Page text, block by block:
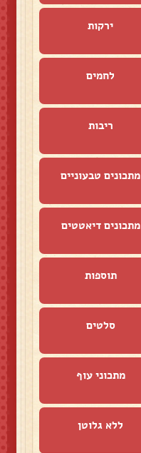
ירקות
לחמים
ריבות
מתכונים טבעוניים
מתכונים דיאטטים
תוספות
סלטים
מתכוני עוף
ללא גלוטן